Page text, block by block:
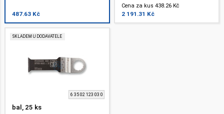
487.63 Kč
Cena za kus 438.26 Kč
2 191.31 Kč
SKLADEM U DODAVATELE
6 35 02 123 03 0
bal, 25 ks